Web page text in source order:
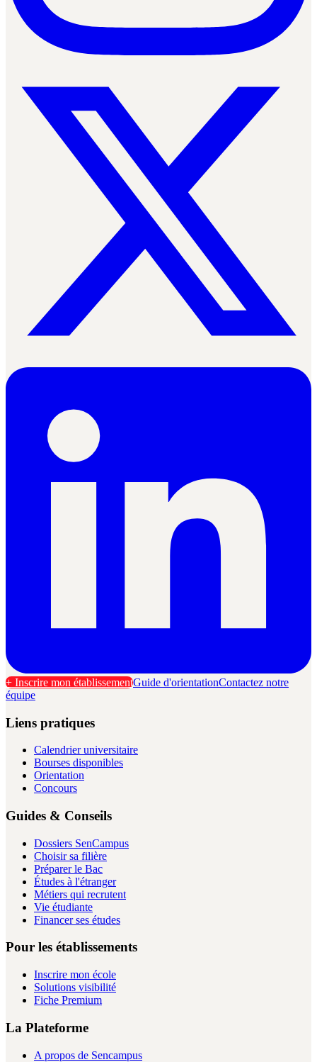
+ Inscrire mon établissementGuide d'orientationContactez notre
équipe
Liens pratiques
Calendrier universitaire
Bourses disponibles
Orientation
Concours
Guides & Conseils
Dossiers SenCampus
Choisir sa filière
Préparer le Bac
Études à l'étranger
Métiers qui recrutent
Vie étudiante
Financer ses études
Pour les établissements
Inscrire mon école
Solutions visibilité
Fiche Premium
La Plateforme
A propos de Sencampus